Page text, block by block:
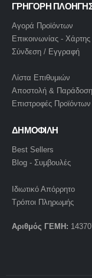
ΓΡΗΓΟΡΗ
Αγορά Προϊόντων
Επικοινωνίας - Χάρτης
Σύνδεση / Εγγραφή
Λίστα Επιθυμιών
Αποστολή & Παράδοση
Επιστροφές Προϊόντων
ΔΗΜΟΦΙΛΗ
Best Sellers
Blog - Συμβουλές
Ιδιωτικό Απόρρητο
Τρόποι Πληρωμής
Αριθμός ΓΕΜΗ: